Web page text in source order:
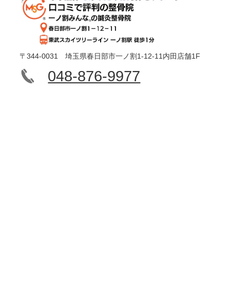
〒344-0031 埼玉県春日部市一ノ割1-12-11内田店舗1F
048-876-9977